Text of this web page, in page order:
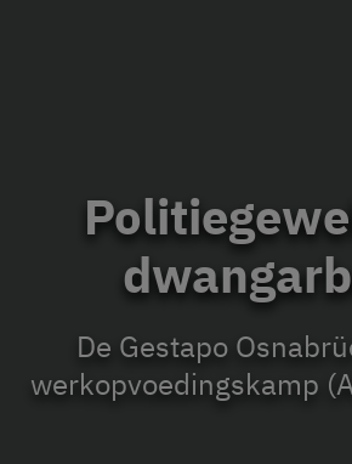
De Gestapo
werkopvoedingskamp